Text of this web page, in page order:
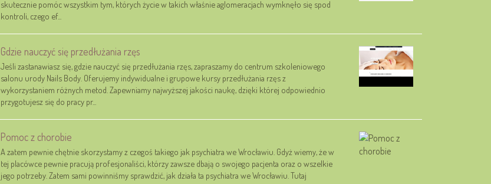
skutecznie pomóc wszystkim tym, których życie w takich właśnie aglomeracjach wymknęło się spod
kontroli, czego ef...
Gdzie nauczyć się przedłużania rzęs
Jeśli zastanawiasz się, gdzie nauczyć się przedłużania rzęs, zapraszamy do centrum szkoleniowego
salonu urody Nails Body. Oferujemy indywidualne i grupowe kursy przedłużania rzęs z
wykorzystaniem różnych metod. Zapewniamy najwyższej jakości naukę, dzięki której odpowiednio
przygotujesz się do pracy pr...
Pomoc z chorobie
A zatem pewnie chętnie skorzystamy z czegoś takiego jak psychiatra we Wrocławiu. Gdyż wiemy, że w
tej placówce pewnie pracują profesjonaliści, którzy zawsze dbają o swojego pacjenta oraz o wszelkie
jego potrzeby. Zatem sami powinniśmy sprawdzić, jak działa ta psychiatra we Wrocławiu. Tutaj